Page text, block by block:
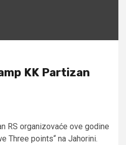
KK Partizan
RS organizovaće ove godine
Three points“ na Jahorini.